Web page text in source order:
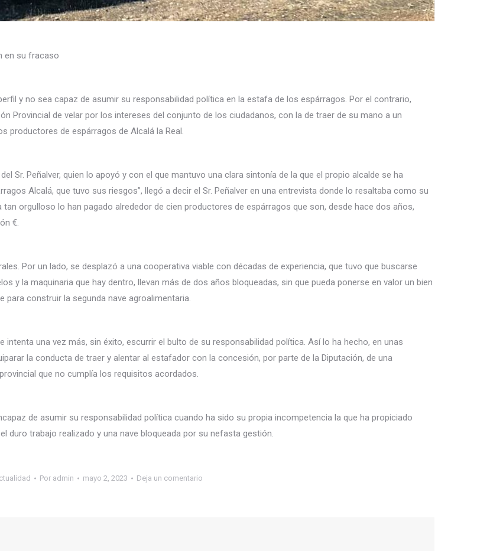
en su fracaso
y no sea capaz de asumir su responsabilidad política en la estafa de los espárragos. Por el contrario,
Provincial de velar por los intereses del conjunto de los ciudadanos, con la de traer de su mano a un
productores de espárragos de Alcalá la Real.
Sr. Peñalver, quien lo apoyó y con el que mantuvo una clara sintonía de la que el propio alcalde se ha
Alcalá, que tuvo sus riesgos”, llegó a decir el Sr. Peñalver en una entrevista donde lo resaltaba como su
orgulloso lo han pagado alrededor de cien productores de espárragos que son, desde hace dos años,
€.
Por un lado, se desplazó a una cooperativa viable con décadas de experiencia, que tuvo que buscarse
y la maquinaria que hay dentro, llevan más de dos años bloqueadas, sin que pueda ponerse en valor un bien
construir la segunda nave agroalimentaria.
una vez más, sin éxito, escurrir el bulto de su responsabilidad política. Así lo ha hecho, en unas
la conducta de traer y alentar al estafador con la concesión, por parte de la Diputación, de una
que no cumplía los requisitos acordados.
de asumir su responsabilidad política cuando ha sido su propia incompetencia la que ha propiciado
trabajo realizado y una nave bloqueada por su nefasta gestión.
Por admin mayo 2, 2023 Deja un comentario